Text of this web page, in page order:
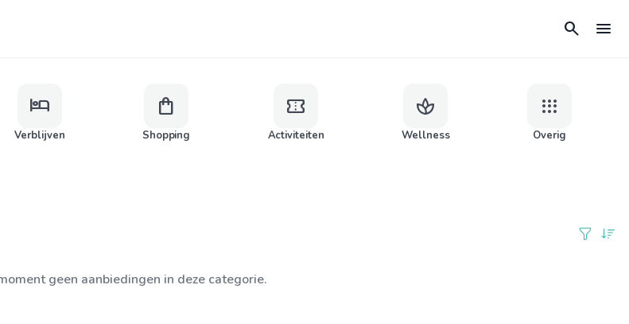
search menu
hotel
Verblijven
shopping_bag
Shopping
confirmation_number
Activiteiten
spa
Wellness
apps
Overig
geen aanbiedingen in deze categorie.